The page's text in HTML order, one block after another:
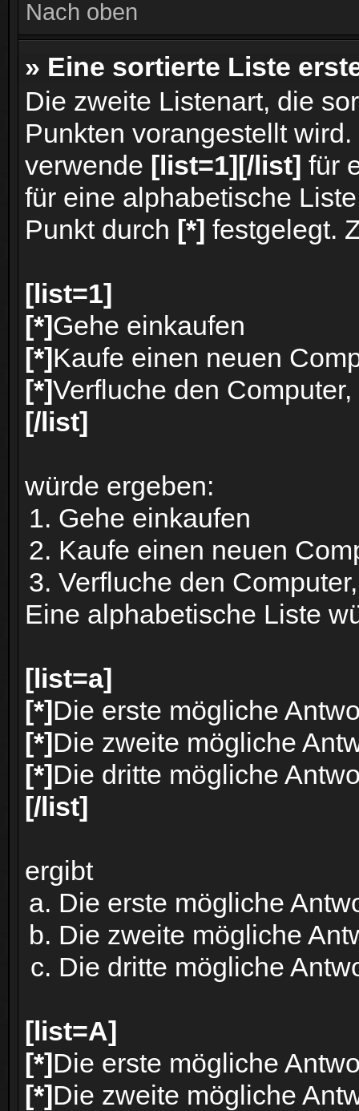
Nach oben
» Eine sortierte Liste
Die zweite Listenart, die
Punkten vorangestellt
verwende [list=1][/list] für
für eine alphabetische
Punkt durch [*] festgelegt.
[list=1]
[*]Gehe einkaufen
[*]Kaufe einen neuen
[*]Verfluche den
[/list]
würde ergeben:
Gehe einkaufen
Kaufe einen neuen
Verfluche den
Eine alphabetische Liste
[list=a]
[*]Die erste mögliche
[*]Die zweite mögliche
[*]Die dritte mögliche
[/list]
ergibt
Die erste mögliche
Die zweite mögliche
Die dritte mögliche
[list=A]
[*]Die erste mögliche
[*]Die zweite mögliche